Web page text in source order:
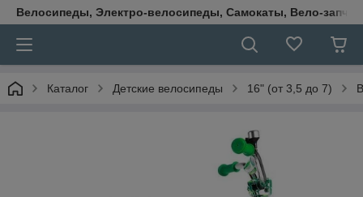
Велосипеды, Электро-велосипеды, Самокаты, Вело-
Каталог Детские велосипеды 16" (от 3,5 до 7)